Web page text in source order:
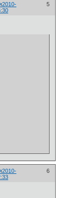
5
2010-
6
2010-